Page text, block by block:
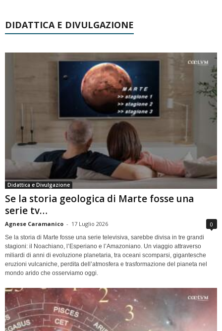
DIDATTICA E DIVULGAZIONE
Didattica e Divulgazione
Se la storia geologica di Marte fosse una
serie tv…
Agnese Caramanico - 17 Luglio 2026 0
Se la storia di Marte fosse una serie televisiva, sarebbe divisa in tre grandi
stagioni: il Noachiano, l’Esperiano e l’Amazoniano. Un viaggio attraverso
miliardi di anni di evoluzione planetaria, tra oceani scomparsi, gigantesche
eruzioni vulcaniche, perdita dell’atmosfera e trasformazione del pianeta nel
mondo arido che osserviamo oggi.